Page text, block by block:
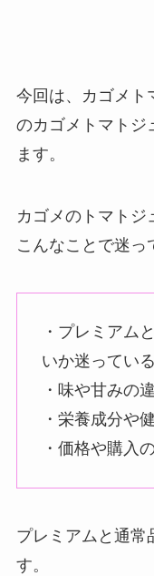
今回は、カゴメト
のカゴメトマトジ
ます。
カゴメのトマトジ
こんなことで迷っ
・プレミアム
いか迷っている
・味や甘みの
・栄養成分や
・価格や購入
プレミアムと通常
す。